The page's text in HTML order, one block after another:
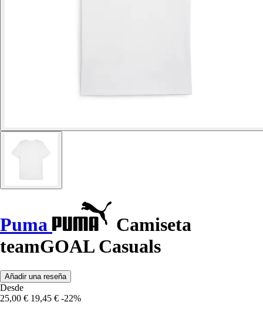
Puma
Camiseta
teamGOAL Casuals
Añadir una reseña
Desde
25,00 € 19,45 € -22%